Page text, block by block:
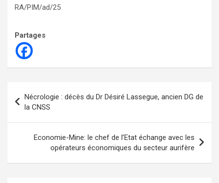
RA/PIM/ad/25
Partages
de
l’article
Nécrologie : décès du Dr Désiré Lassegue, ancien DG de
la CNSS
Economie-Mine: le chef de l’Etat échange avec les
opérateurs économiques du secteur aurifère